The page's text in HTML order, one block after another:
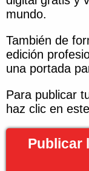
mundo.
También de
edición
una portada
Para publicar
haz clic en
Publicar